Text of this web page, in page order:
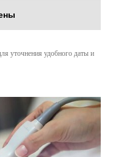
уточнения удобного даты и